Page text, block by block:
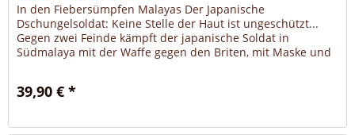
In den Fiebersümpfen Malayas Der Japanische
Dschungelsoldat: Keine Stelle der Haut ist ungeschützt...
Gegen zwei Feinde kämpft der japanische Soldat in
Südmalaya mit der Waffe gegen den Briten, mit Maske und
39,90 € *